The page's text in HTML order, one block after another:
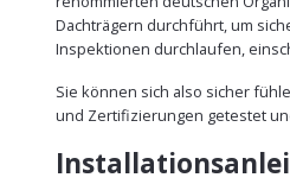
Dachträgern durchführt, um
Inspektionen durchlaufen,
Sie können sich also sicher
und Zertifizierungen getestet